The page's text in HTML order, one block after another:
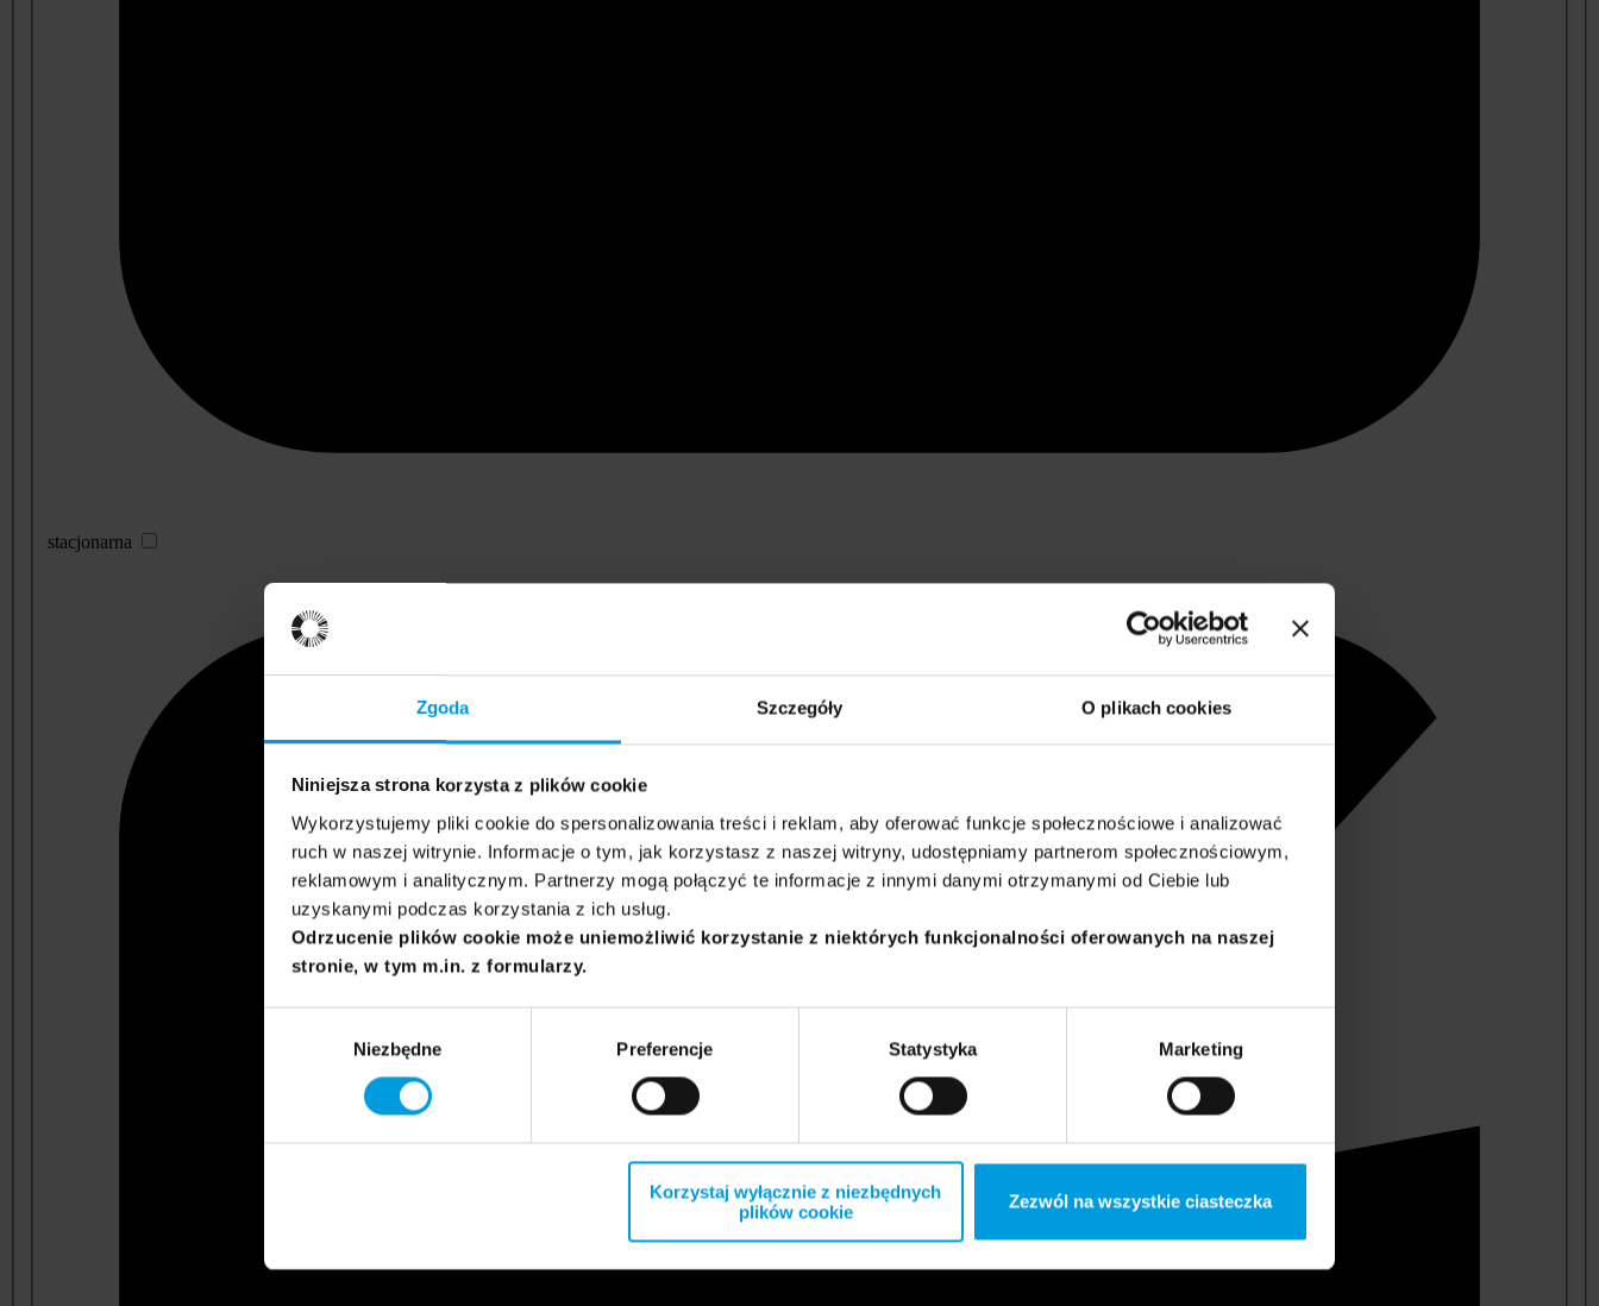
Zgoda Szczegóły O plikach cookies
Niniejsza strona korzysta z plików cookie
Wykorzystujemy pliki cookie do spersonalizowania treści i reklam, aby oferować funkcje społecznościowe i analizować
ruch w naszej witrynie. Informacje o tym, jak korzystasz z naszej witryny, udostępniamy partnerom społecznościowym,
reklamowym i analitycznym. Partnerzy mogą połączyć te informacje z innymi danymi otrzymanymi od Ciebie lub
uzyskanymi podczas korzystania z ich usług.
Odrzucenie plików cookie może uniemożliwić korzystanie z niektórych funkcjonalności oferowanych na naszej
stronie, w tym m.in. z formularzy.
Niezbędne Preferencje Statystyka Marketing
Korzystaj wyłącznie z niezbędnych
plików cookie
Zezwól na wszystkie ciasteczka
stacjonarna